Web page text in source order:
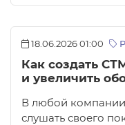
18.06.2026 01:00
Как создать
и увеличить
В любой компании
слушать своего